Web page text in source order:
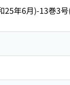
25年6月)-13巻3